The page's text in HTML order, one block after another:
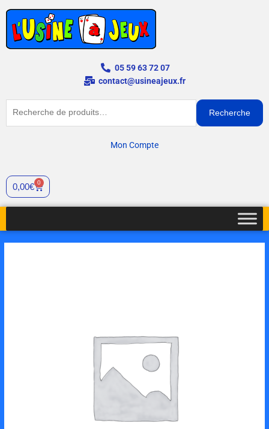
contenu
05 59 63 72 07
contact@usineajeux.fr
Recherche
Mon Compte
0,00€ 0
Cart